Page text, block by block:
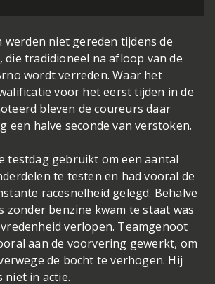
werden niet gereden tijdens de
die tradidioneel na afloop van de
wordt verreden. Waar het
voor het eerst tijden in de
bleven de coureurs daar
een halve seconde van verstoken.
testdag gebruikt om een aantal
te testen en had vooral de
racesnelheid gelegd. Behalve
zonder benzine kwam te staat was
verlopen. Teamgenoot
aan de voorvering gewerkt, om
de bocht te verhogen. Hij
niet in actie.